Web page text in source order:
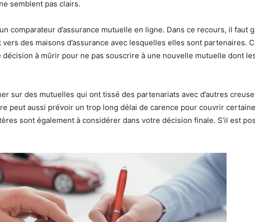
semblent pas clairs.
comparateur d’assurance mutuelle en ligne. Dans ce recours, il faut
des maisons d’assurance avec lesquelles elles sont partenaires.
décision à mûrir pour ne pas souscrire à une nouvelle mutuelle dont
sur des mutuelles qui ont tissé des partenariats avec d’autres
peut aussi prévoir un trop long délai de carence pour couvrir
sont également à considérer dans votre décision finale. S’il est